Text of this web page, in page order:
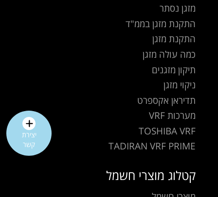
מזגן נסתר
התקנת מזגן בממ"ד
התקנת מזגן
כמה עולה מזגן
תיקון מזגנים
ניקוי מזגן
תדיראן אקספרט
מערכות VRF
TOSHIBA VRF
TADIRAN VRF PRIME
קטלוג מוצרי חשמל
יצירת
קשר